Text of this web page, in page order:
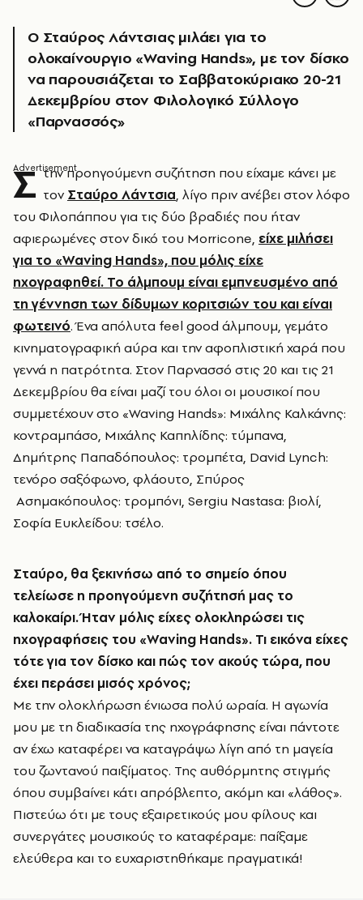
Ο Σταύρος Λάντσιας μιλάει για το
ολοκαίνουργιο «Waving Hands», με τον δίσκο
να παρουσιάζεται το Σαββατοκύριακο 20-21
Δεκεμβρίου στον Φιλολογικό Σύλλογο
«Παρνασσός»
Σ την προηγούμενη συζήτηση που είχαμε κάνει με
τον Σταύρο Λάντσια, λίγο πριν ανέβει στον λόφο
του Φιλοπάππου για τις δύο βραδιές που ήταν
αφιερωμένες στον δικό του Morricone, είχε μιλήσει
για το «Waving Hands», που μόλις είχε
ηχογραφηθεί. Το άλμπουμ είναι εμπνευσμένο από
τη γέννηση των δίδυμων κοριτσιών του και είναι
φωτεινό. Ένα απόλυτα feel good άλμπουμ, γεμάτο
κινηματογραφική αύρα και την αφοπλιστική χαρά που
γεννά η πατρότητα. Στον Παρνασσό στις 20 και τις 21
Δεκεμβρίου θα είναι μαζί του όλοι οι μουσικοί που
συμμετέχουν στο «Waving Hands»: Μιχάλης Καλκάνης:
κοντραμπάσo, Μιχάλης Καπηλίδης: τύμπανα,
Δημήτρης Παπαδόπουλος: τρομπέτα, David Lynch:
τενόρο σαξόφωνο, φλάουτο, Σπύρος
Ασημακόπουλος: τρομπόνι, Sergiu Nastasa: βιολί,
Σοφία Ευκλείδου: τσέλο.
Σταύρο, θα ξεκινήσω από το σημείο όπου
τελείωσε η προηγούμενη συζήτησή μας το
καλοκαίρι. Ήταν μόλις είχες ολοκληρώσει τις
ηχογραφήσεις του «Waving Hands». Τι εικόνα είχες
τότε για τον δίσκο και πώς τον ακούς τώρα, που
έχει περάσει μισός χρόνος;
Με την ολοκλήρωση ένιωσα πολύ ωραία. Η αγωνία
μου με τη διαδικασία της ηχογράφησης είναι πάντοτε
αν έχω καταφέρει να καταγράψω λίγη από τη μαγεία
του ζωντανού παιξίματος. Της αυθόρμητης στιγμής
όπου συμβαίνει κάτι απρόβλεπτο, ακόμη και «λάθος».
Πιστεύω ότι με τους εξαιρετικούς μου φίλους και
συνεργάτες μουσικούς το καταφέραμε: παίξαμε
ελεύθερα και το ευχαριστηθήκαμε πραγματικά!